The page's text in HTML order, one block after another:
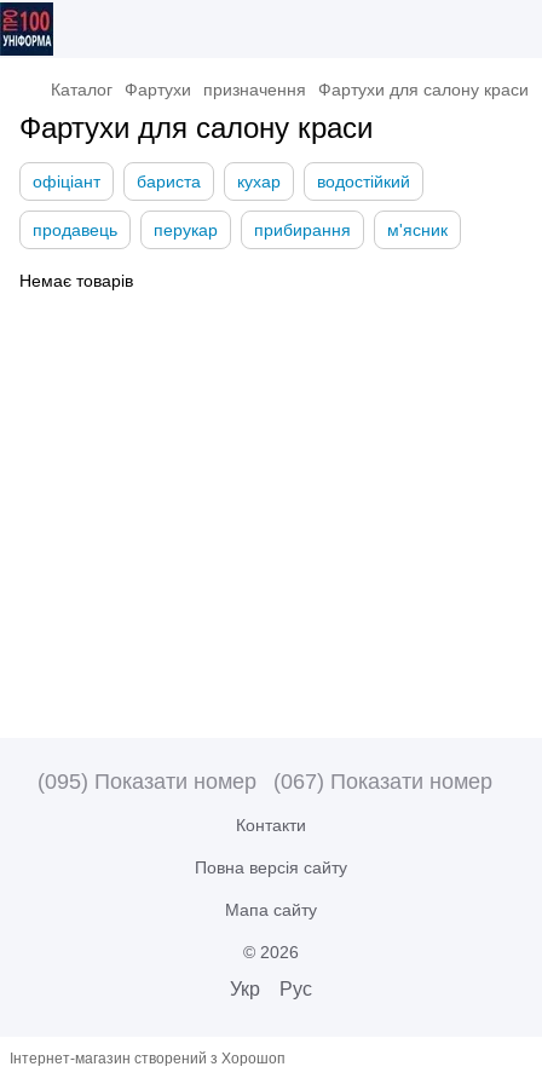
Каталог Фартухи призначення Фартухи для салону краси
Фартухи для салону краси
офіціант бариста кухар водостійкий
продавець перукар прибирання м'ясник
Немає товарів
(095) Показати номер (067) Показати номер
Контакти
Повна версія сайту
Мапа сайту
© 2026
Укр Рус
Інтернет-магазин створений з Хорошоп